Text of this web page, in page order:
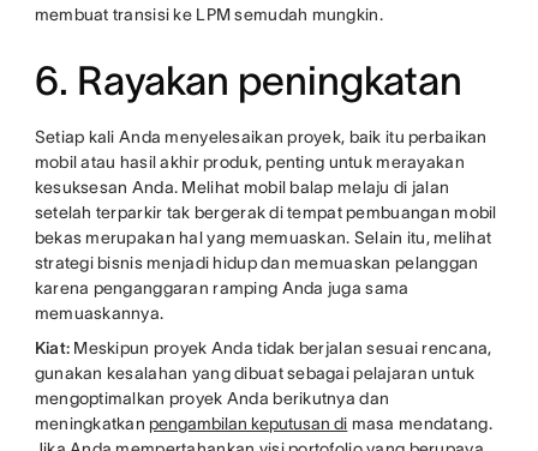
membuat transisi ke LPM semudah mungkin.
6. Rayakan peningkatan
Setiap kali Anda menyelesaikan proyek, baik itu perbaikan
mobil atau hasil akhir produk, penting untuk merayakan
kesuksesan Anda. Melihat mobil balap melaju di jalan
setelah terparkir tak bergerak di tempat pembuangan mobil
bekas merupakan hal yang memuaskan. Selain itu, melihat
strategi bisnis menjadi hidup dan memuaskan pelanggan
karena penganggaran ramping Anda juga sama
memuaskannya.
Kiat: Meskipun proyek Anda tidak berjalan sesuai rencana,
gunakan kesalahan yang dibuat sebagai pelajaran untuk
mengoptimalkan proyek Anda berikutnya dan
meningkatkan pengambilan keputusan di masa mendatang.